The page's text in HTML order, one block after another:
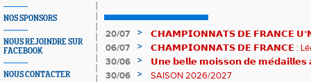
NOS SPONSORS
NOUS REJOINDRE SUR
FACEBOOK
NOUS CONTACTER
20/07 >
𝗖𝗛𝗔𝗠𝗣𝗜𝗢𝗡𝗡𝗔𝗧𝗦 𝗗𝗘 𝗙𝗥𝗔𝗡𝗖𝗘
𝗵𝗶𝘀𝘁𝗼𝗿𝗶𝗾𝘂𝗲𝘀 !
06/07 >
𝗖𝗛𝗔𝗠𝗣𝗜𝗢𝗡𝗡𝗔𝗧𝗦 𝗗𝗘 𝗙𝗥𝗔𝗡𝗖𝗘 : Léane
83è !
30/06 >
𝗨𝗻𝗲 𝗯𝗲𝗹𝗹𝗲 𝗺𝗼𝗶𝘀𝘀𝗼𝗻 𝗱𝗲
𝗔𝗨𝗥𝗔 !
30/06 >
SAISON 2026/2027